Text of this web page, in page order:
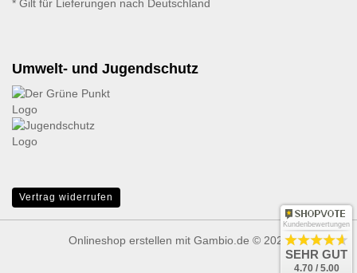
* Gilt für Lieferungen nach Deutschland
Umwelt- und Jugendschutz
Vertrag widerrufen
Onlineshop erstellen mit Gambio.de © 2026
Kundenbewertungen
SEHR GUT
4.70 / 5.00